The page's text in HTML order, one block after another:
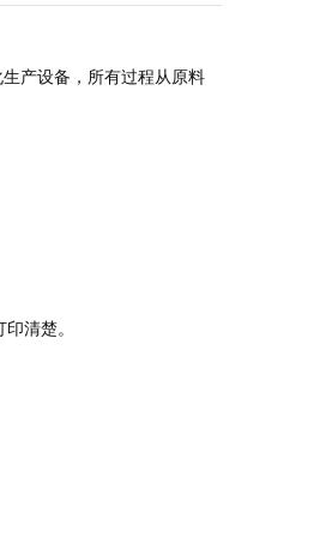
产设备，所有过程从原料
清楚。